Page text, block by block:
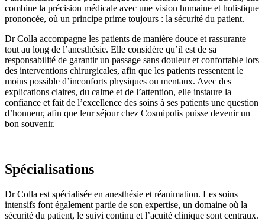
combine la précision médicale avec une vision humaine et holistique
prononcée, où un principe prime toujours : la sécurité du patient.
Dr Colla accompagne les patients de manière douce et rassurante
tout au long de l’anesthésie. Elle considère qu’il est de sa
responsabilité de garantir un passage sans douleur et confortable lors
des interventions chirurgicales, afin que les patients ressentent le
moins possible d’inconforts physiques ou mentaux. Avec des
explications claires, du calme et de l’attention, elle instaure la
confiance et fait de l’excellence des soins à ses patients une question
d’honneur, afin que leur séjour chez Cosmipolis puisse devenir un
bon souvenir.
Spécialisations
Dr Colla est spécialisée en anesthésie et réanimation. Les soins
intensifs font également partie de son expertise, un domaine où la
sécurité du patient, le suivi continu et l’acuité clinique sont centraux.